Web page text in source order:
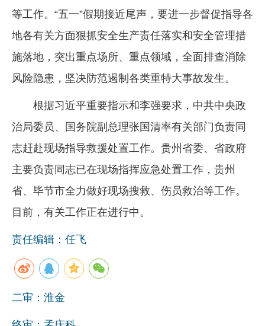
等工作。“五一”假期接近尾声，要进一步督促指导各
地各有关方面狠抓安全生产责任落实和安全管理措
施落地，突出重点场所、重点领域，全面排查消除
风险隐患，坚决防范遏制各类重特大事故发生。
根据习近平重要指示和李强要求，中共中央政
治局委员、国务院副总理张国清率有关部门负责同
志赶赴现场指导救援处置工作。贵州省委、省政府
主要负责同志已在现场指挥应急处置工作，贵州
省、毕节市全力做好现场搜救、伤员救治等工作。
目前，有关工作正在进行中。
责任编辑：任飞
二审：淮金